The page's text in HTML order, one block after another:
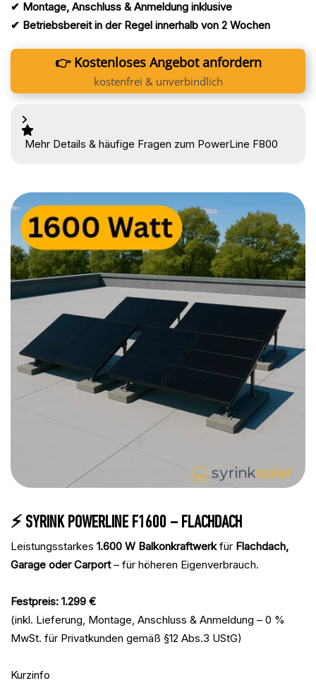
✔ Montage, Anschluss & Anmeldung inklusive
✔ Betriebsbereit in der Regel innerhalb von 2 Wochen
👉 Kostenloses Angebot anfordern
kostenfrei & unverbindlich
Mehr Details & häufige Fragen zum PowerLine F800
⚡ SYRINK POWERLINE F1600 – FLACHDACH
Leistungsstarkes 1.600 W Balkonkraftwerkfür Flachdach,
Garage oder Carport– für höheren Eigenverbrauch.
Festpreis: 1.299 €
(inkl. Lieferung, Montage, Anschluss & Anmeldung – 0 %
MwSt. für Privatkunden gemäß §12 Abs.3 UStG)
Kurzinfo